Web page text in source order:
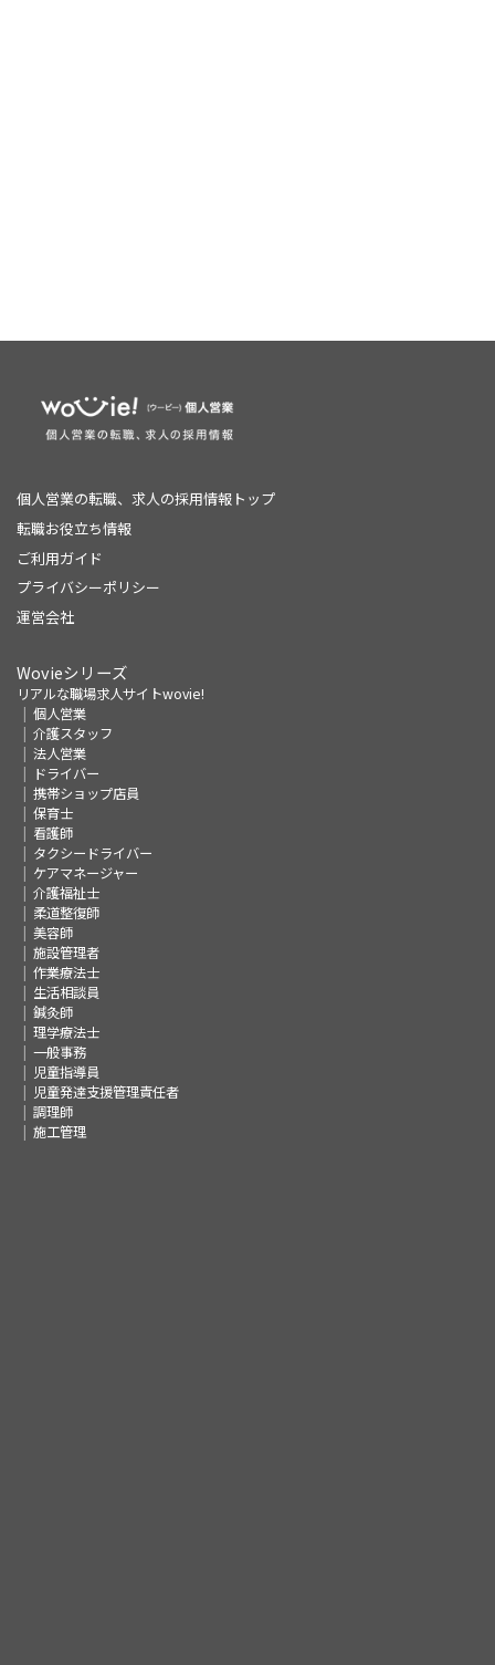
個人営業の転職、求人の採用情報トップ
転職お役立ち情報
ご利用ガイド
プライバシーポリシー
運営会社
Wovieシリーズ
リアルな職場求人サイトwovie!
個人営業
介護スタッフ
法人営業
ドライバー
携帯ショップ店員
保育士
看護師
タクシードライバー
ケアマネージャー
介護福祉士
柔道整復師
美容師
施設管理者
作業療法士
生活相談員
鍼灸師
理学療法士
一般事務
児童指導員
児童発達支援管理責任者
調理師
施工管理